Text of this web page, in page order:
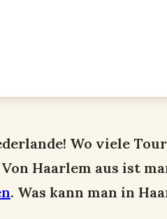
Wo viele
Haarlem aus ist
. Was kann man in